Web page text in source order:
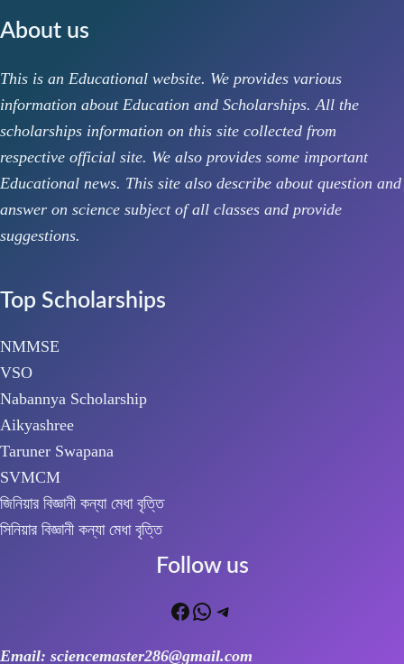
About us
This is an Educational website. We provides various
information about Education and Scholarships. All the
scholarships information on this site collected from
respective official site. We also provides some important
Educational news. This site also describe about question and
answer on science subject of all classes and provide
suggestions.
Top Scholarships
NMMSE
VSO
Nabannya Scholarship
Aikyashree
Taruner Swapana
SVMCM
জিনিয়ার বিজ্ঞানী কন্যা মেধা বৃত্তি
সিনিয়ার বিজ্ঞানী কন্যা মেধা বৃত্তি
Follow us
Facebook
WhatsApp
Telegram
Email: sciencemaster286@gmail.com